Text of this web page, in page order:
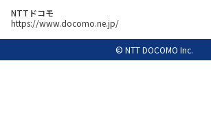
NTTドコモ
https://www.docomo.ne.jp/
© NTT DOCOMO Inc.